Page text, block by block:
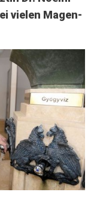
vielen Magen-